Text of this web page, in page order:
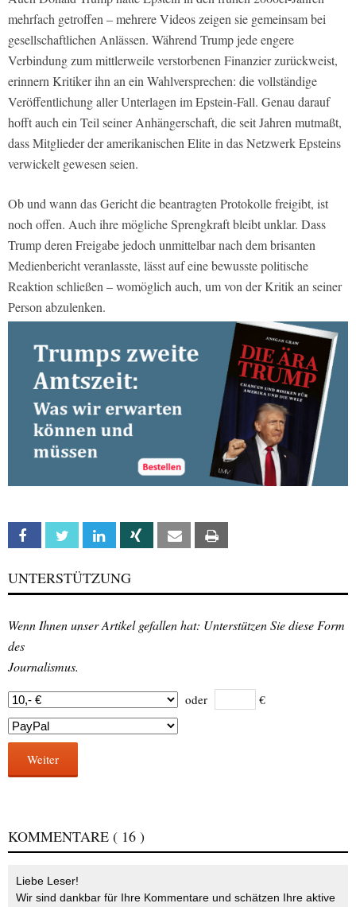
mehrfach getroffen – mehrere Videos zeigen sie gemeinsam bei
gesellschaftlichen Anlässen. Während Trump jede engere
Verbindung zum mittlerweile verstorbenen Finanzier zurückweist,
erinnern Kritiker ihn an ein Wahlversprechen: die vollständige
Veröffentlichung aller Unterlagen im Epstein-Fall. Genau darauf
hofft auch ein Teil seiner Anhängerschaft, die seit Jahren mutmaßt,
dass Mitglieder der amerikanischen Elite in das Netzwerk Epsteins
verwickelt gewesen seien.
Ob und wann das Gericht die beantragten Protokolle freigibt, ist
noch offen. Auch ihre mögliche Sprengkraft bleibt unklar. Dass
Trump deren Freigabe jedoch unmittelbar nach dem brisanten
Medienbericht veranlasste, lässt auf eine bewusste politische
Reaktion schließen – womöglich auch, um von der Kritik an seiner
Person abzulenken.
Facebook Twitter Linkedin Xing Email
UNTERSTÜTZUNG
Wenn Ihnen unser Artikel gefallen hat: Unterstützen Sie diese Form
des
Journalismus.
oder €
Weiter
KOMMENTARE ( 16 )
Liebe Leser!
Wir sind dankbar für Ihre Kommentare und schätzen Ihre aktive